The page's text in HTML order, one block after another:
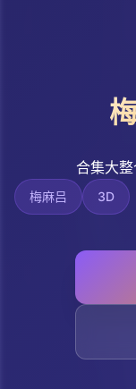
合集大
梅麻吕 3D